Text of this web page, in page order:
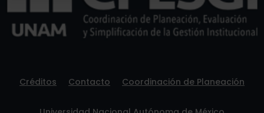
Créditos Contacto Coordinación de Planeación